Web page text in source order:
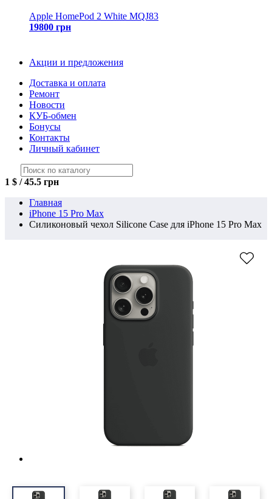
Apple HomePod 2 White MQJ83
19800 грн
Акции и предложения
Доставка и оплата
Ремонт
Новости
КУБ-обмен
Бонусы
Контакты
Личный кабинет
1 $ / 45.5 грн
Главная
iPhone 15 Pro Max
Силиконовый чехол Silicone Case для iPhone 15 Pro Max